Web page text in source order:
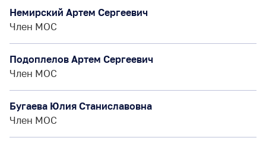
Немирский Артем Сергеевич
Член МОС
Подоплелов Артем Сергеевич
Член МОС
Бугаева Юлия Станиславовна
Член МОС